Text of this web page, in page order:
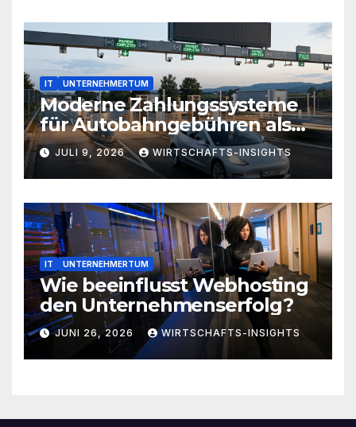
IT UNTERNEHMERTUM
Moderne Zahlungssysteme
für Autobahngebühren als
Weg zur Optimierung von
Geschäftsreisezeiten
JULI 9, 2026 WIRTSCHAFTS-INSIGHTS
IT UNTERNEHMERTUM
Wie beeinflusst Webhosting
den Unternehmenserfolg?
JUNI 26, 2026 WIRTSCHAFTS-INSIGHTS